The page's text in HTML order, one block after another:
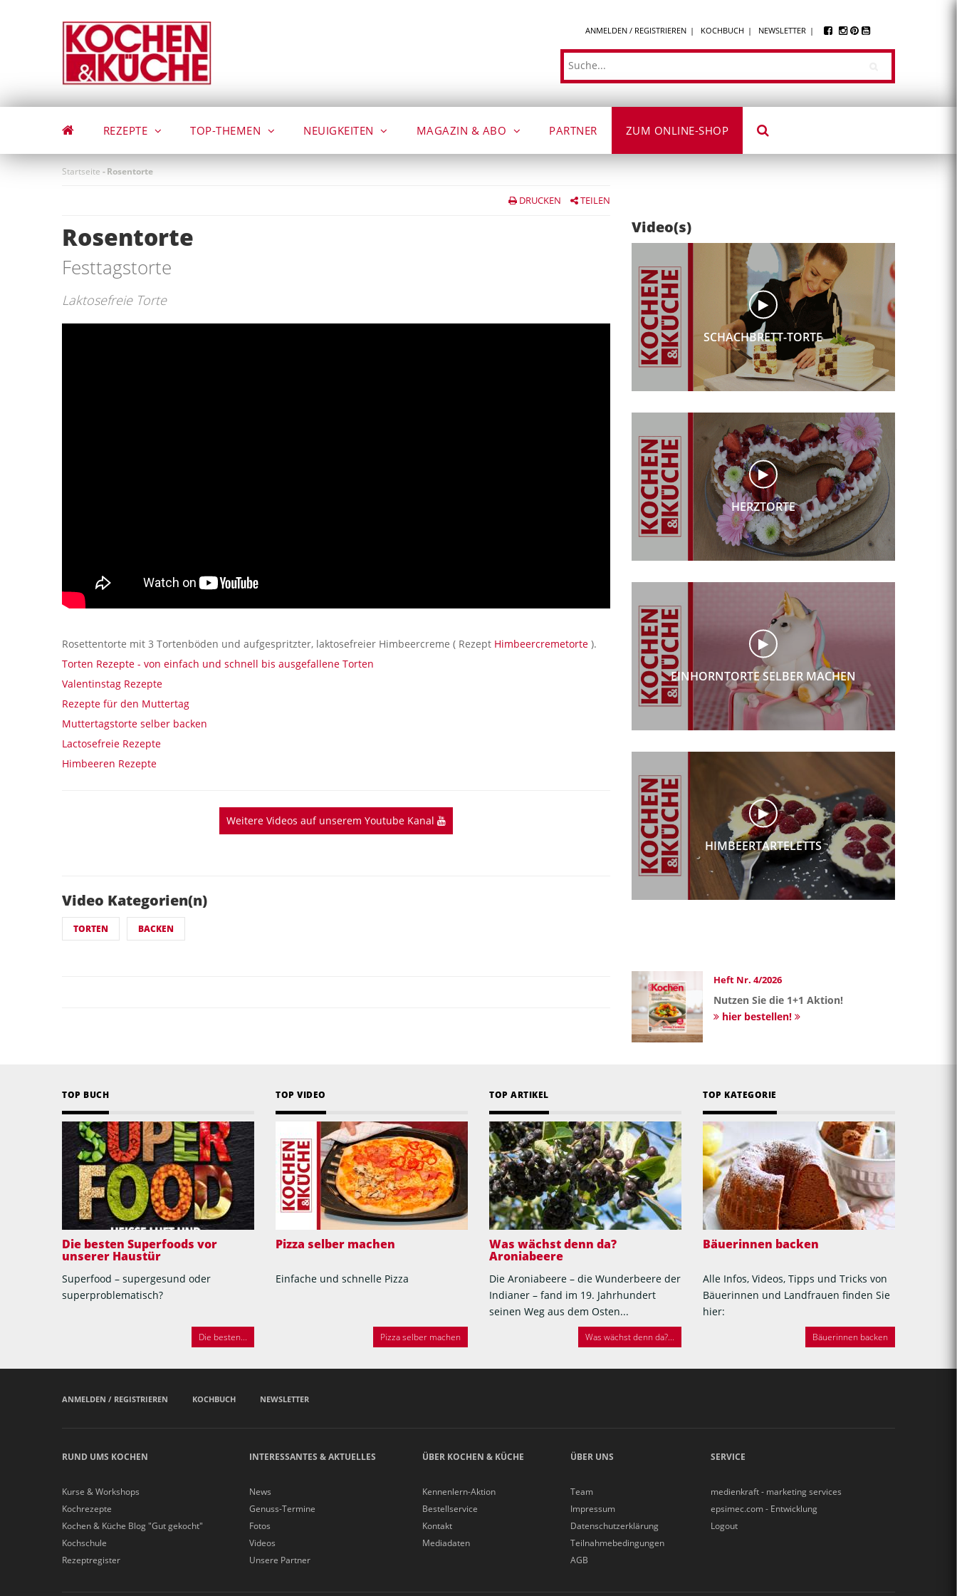
ANMELDEN / REGISTRIEREN KOCHBUCH NEWSLETTER
Suche
REZEPTE TOP-THEMEN NEUIGKEITEN MAGAZIN & ABO PARTNER ZUM ONLINE-SHOP
Startseite -Rosentorte
DRUCKEN TEILEN
Rosentorte
Festtagstorte
Laktosefreie Torte
Rosettentorte mit 3 Tortenböden und aufgespritzter, laktosefreier Himbeercreme ( Rezept Himbeercremetorte ).
Torten Rezepte - von einfach und schnell bis ausgefallene Torten
Valentinstag Rezepte
Rezepte für den Muttertag
Muttertagstorte selber backen
Lactosefreie Rezepte
Himbeeren Rezepte
Weitere Videos auf unserem Youtube Kanal
Video Kategorien(n)
TORTEN BACKEN
Video(s)
SCHACHBRETT-TORTE
HERZTORTE
EINHORNTORTE SELBER MACHEN
HIMBEERTARTELETTS
Heft Nr. 4/2026
Nutzen Sie die 1+1 Aktion!
hier bestellen!
TOP BUCH
Die besten Superfoods vor
unserer Haustür
Superfood – supergesund oder
superproblematisch?
Die besten...
TOP VIDEO
Pizza selber machen
Einfache und schnelle Pizza
Pizza selber machen
TOP ARTIKEL
Was wächst denn da?
Aroniabeere
Die Aroniabeere – die Wunderbeere der
Indianer – fand im 19. Jahrhundert
seinen Weg aus dem Osten...
Was wächst denn da?...
TOP KATEGORIE
Bäuerinnen backen
Alle Infos, Videos, Tipps und Tricks von
Bäuerinnen und Landfrauen finden Sie
hier:
Bäuerinnen backen
ANMELDEN / REGISTRIEREN KOCHBUCH NEWSLETTER
RUND UMS KOCHEN
Kurse & Workshops
Kochrezepte
Kochen & Küche Blog "Gut gekocht"
Kochschule
Rezeptregister
INTERESSANTES & AKTUELLES
News
Genuss-Termine
Fotos
Videos
Unsere Partner
ÜBER KOCHEN & KÜCHE
Kennenlern-Aktion
Bestellservice
Kontakt
Mediadaten
ÜBER UNS
Team
Impressum
Datenschutzerklärung
Teilnahmebedingungen
AGB
SERVICE
medienkraft - marketing services
epsimec.com - Entwicklung
Logout